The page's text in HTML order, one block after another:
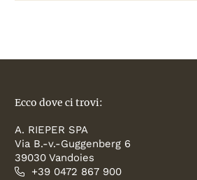
Ecco dove ci trovi:
A. RIEPER SPA
Via B.-v.-Guggenberg 6
39030 Vandoies
+39 0472 867 900